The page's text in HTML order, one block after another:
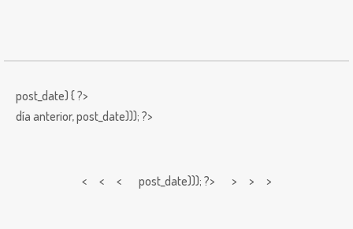
post_date) { ?>
día anterior,post_date))); ?>
< < < post_date))); ?> > > >